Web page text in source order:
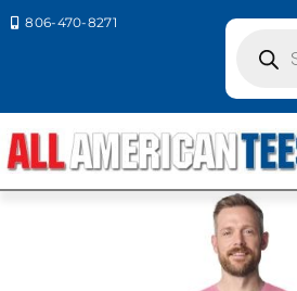
 806-470-8271
search